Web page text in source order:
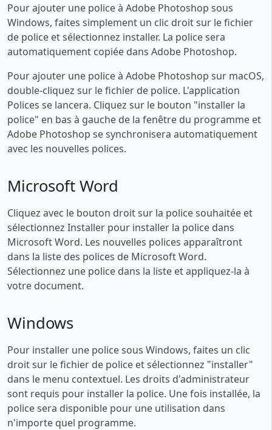
Pour ajouter une police à Adobe Photoshop sous
Windows, faites simplement un clic droit sur le fichier
de police et sélectionnez installer. La police sera
automatiquement copiée dans Adobe Photoshop.
Pour ajouter une police à Adobe Photoshop sur macOS,
double-cliquez sur le fichier de police. L'application
Polices se lancera. Cliquez sur le bouton "installer la
police" en bas à gauche de la fenêtre du programme et
Adobe Photoshop se synchronisera automatiquement
avec les nouvelles polices.
Microsoft Word
Cliquez avec le bouton droit sur la police souhaitée et
sélectionnez Installer pour installer la police dans
Microsoft Word. Les nouvelles polices apparaîtront
dans la liste des polices de Microsoft Word.
Sélectionnez une police dans la liste et appliquez-la à
votre document.
Windows
Pour installer une police sous Windows, faites un clic
droit sur le fichier de police et sélectionnez "installer"
dans le menu contextuel. Les droits d'administrateur
sont requis pour installer la police. Une fois installée, la
police sera disponible pour une utilisation dans
n'importe quel programme.